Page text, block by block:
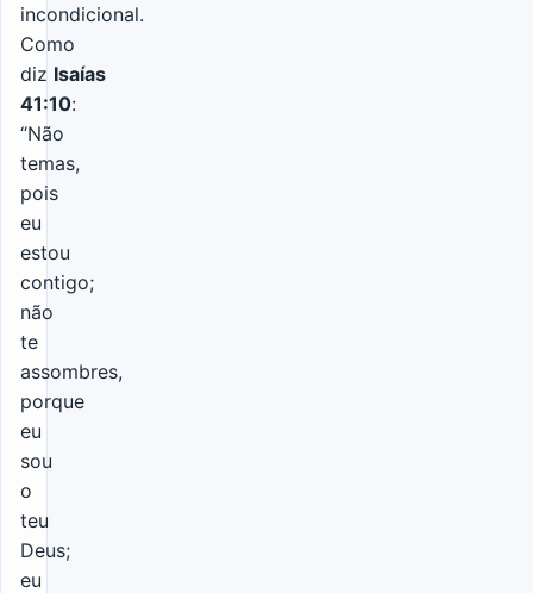
incondicional.
Como
diz Isaías
41:10:
“Não
temas,
pois
eu
estou
contigo;
não
te
assombres,
porque
eu
sou
o
teu
Deus;
eu